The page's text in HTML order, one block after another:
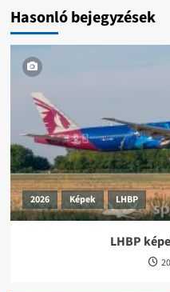
Hasonló bejegyzések
2026 Képek LHBP
LHBP